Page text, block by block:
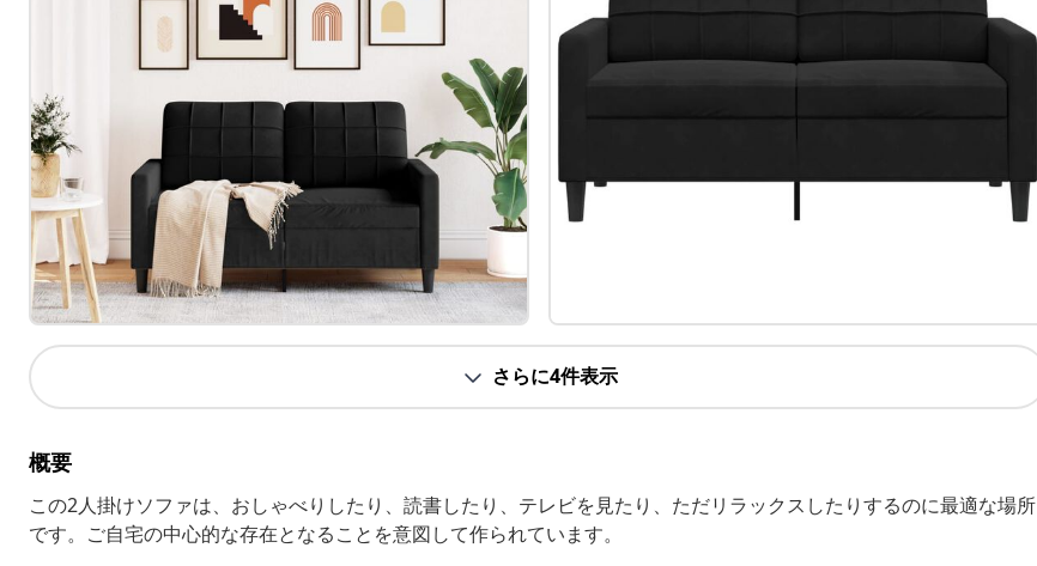
さらに4件表示
概要
この2人掛けソファは、おしゃべりしたり、読書したり、テレビを見たり、ただリラックスしたりするのに最適な場所
です。ご自宅の中心的な存在となることを意図して作られています。